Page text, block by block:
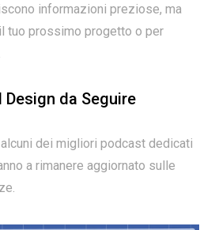
informazioni preziose, ma
tuo prossimo progetto o per
da Seguire
dei migliori podcast dedicati
a rimanere aggiornato sulle